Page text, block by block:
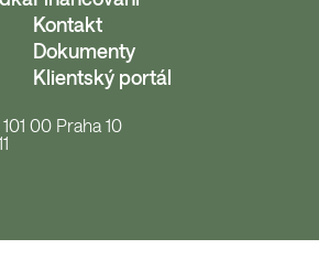
Kontakt
Dokumenty
Klientský portál
00 Praha 10